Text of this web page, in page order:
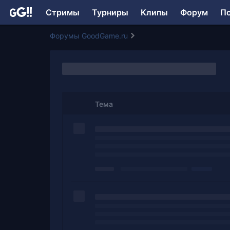
Стримы Турниры Клипы Форум
Форумы GoodGame.ru
Тема